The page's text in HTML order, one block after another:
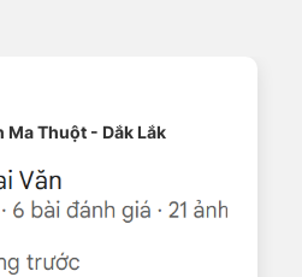
StabilityGrip tân tiến tăng
bất kể đường phố hay
Ma Thuột - Dắk Lắk